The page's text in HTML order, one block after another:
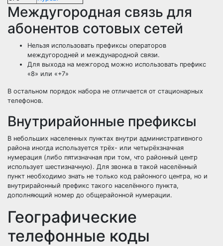
Междугородная связь для
абонентов сотовых сетей
Нельзя использовать префиксы операторов
междугородней и международной связи.
Для выхода на межгород можно использовать префикс
«8» или «+7»
В остальном порядок набора не отличается от стационарных
телефонов.
Внутрирайонные префиксы
В небольших населенных пунктах внутри административного
района иногда используется трёх- или четырёхзначная
нумерация (либо пятизначная при том, что районный центр
использует шестизначную). Для звонка в такой населённый
пункт необходимо знать не только код районного центра, но и
внутрирайонный префикс такого населённого пункта,
дополняющий номер до общерайонной нумерации.
Географические
телефонные коды